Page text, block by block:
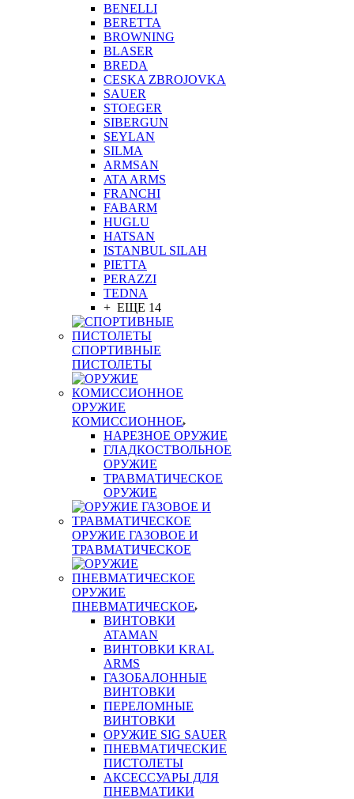
BENELLI
BERETTA
BROWNING
BLASER
BREDA
CESKA ZBROJOVKA
SAUER
STOEGER
SIBERGUN
SEYLAN
SILMA
ARMSAN
ATA ARMS
FRANCHI
FABARM
HUGLU
HATSAN
ISTANBUL SILAH
PIETTA
PERAZZI
TEDNA
+ ЕЩЕ 14
СПОРТИВНЫЕ
ПИСТОЛЕТЫ
ОРУЖИЕ
КОМИССИОННОЕ
НАРЕЗНОЕ ОРУЖИЕ
ГЛАДКОСТВОЛЬНОЕ
ОРУЖИЕ
ТРАВМАТИЧЕСКОЕ
ОРУЖИЕ
ОРУЖИЕ ГАЗОВОЕ И
ТРАВМАТИЧЕСКОЕ
ОРУЖИЕ
ПНЕВМАТИЧЕСКОЕ
ВИНТОВКИ
ATAMAN
ВИНТОВКИ KRAL
ARMS
ГАЗОБАЛОННЫЕ
ВИНТОВКИ
ПЕРЕЛОМНЫЕ
ВИНТОВКИ
ОРУЖИЕ SIG SAUER
ПНЕВМАТИЧЕСКИЕ
ПИСТОЛЕТЫ
АКСЕССУАРЫ ДЛЯ
ПНЕВМАТИКИ